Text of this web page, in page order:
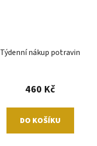
Týdenní nákup potravin
460 Kč
DO KOŠÍKU